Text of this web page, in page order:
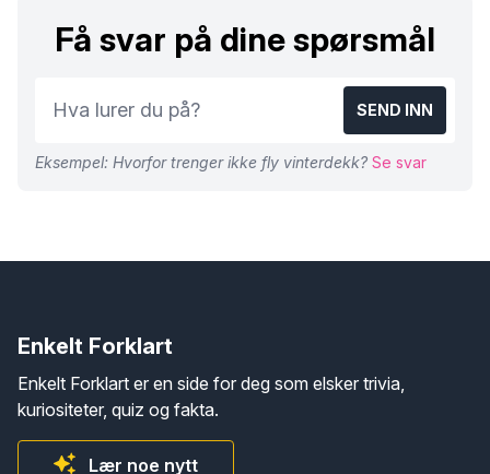
Få svar på dine spørsmål
SEND INN
Eksempel: Hvorfor trenger ikke fly vinterdekk? Se svar
Enkelt Forklart
Enkelt Forklart er en side for deg som elsker trivia,
kuriositeter, quiz og fakta.
Lær noe nytt